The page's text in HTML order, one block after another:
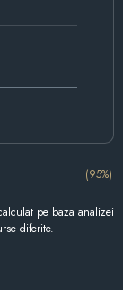
(95%)
pe baza analizei
diferite.